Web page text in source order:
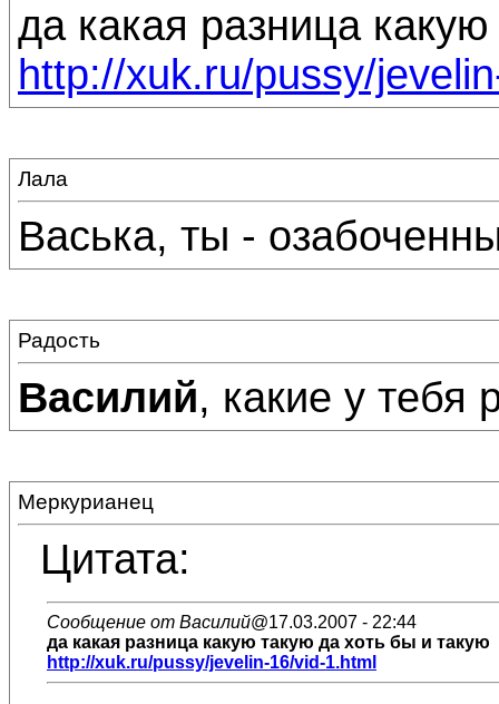
да какая разница
http://xuk.ru/pussy/
Лала
Васька, ты -
Радость
Василий, какие у тебя
Меркурианец
Цитата:
Сообщение от Василий@17.03.2007 - 22:44
да какая разница какую такую да хоть бы и такую
http://xuk.ru/pussy/jevelin-16/vid-1.html